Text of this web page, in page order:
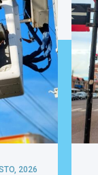
2026